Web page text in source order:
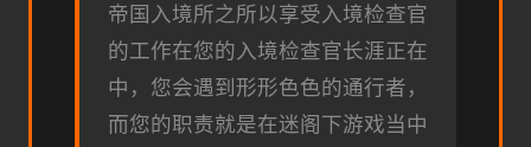
帝国入境所之所以享受入境检查官
的工作在您的入境检查官长涯正在
中，您会遇到形形色色的通行者，
而您的职责就是在迷阁下游戏当中